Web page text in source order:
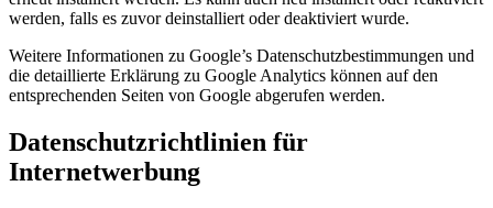
werden, falls es zuvor deinstalliert oder deaktiviert wurde.
Weitere Informationen zu Google’s Datenschutzbestimmungen und
die detaillierte Erklärung zu Google Analytics können auf den
entsprechenden Seiten von Google abgerufen werden.
Datenschutzrichtlinien für
Internetwerbung